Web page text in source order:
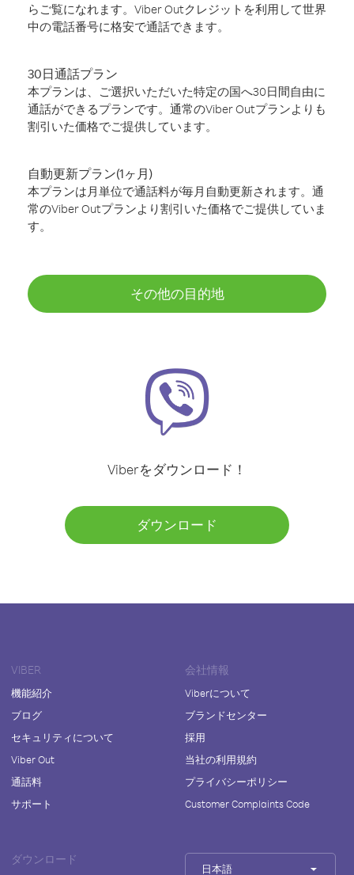
らご覧になれます。Viber Outクレジットを利用して世界
中の電話番号に格安で通話できます。
30日通話プラン
本プランは、ご選択いただいた特定の国へ30日間自由に
通話ができるプランです。通常のViber Outプランよりも
割引いた価格でご提供しています。
自動更新プラン(1ヶ月)
本プランは月単位で通話料が毎月自動更新されます。通
常のViber Outプランより割引いた価格でご提供していま
す。
その他の目的地
Viberをダウンロード！
ダウンロード
VIBER
機能紹介
ブログ
セキュリティについて
Viber Out
通話料
サポート
会社情報
Viberについて
ブランドセンター
採用
当社の利用規約
プライバシーポリシー
Customer Complaints Code
ダウンロード
日本語